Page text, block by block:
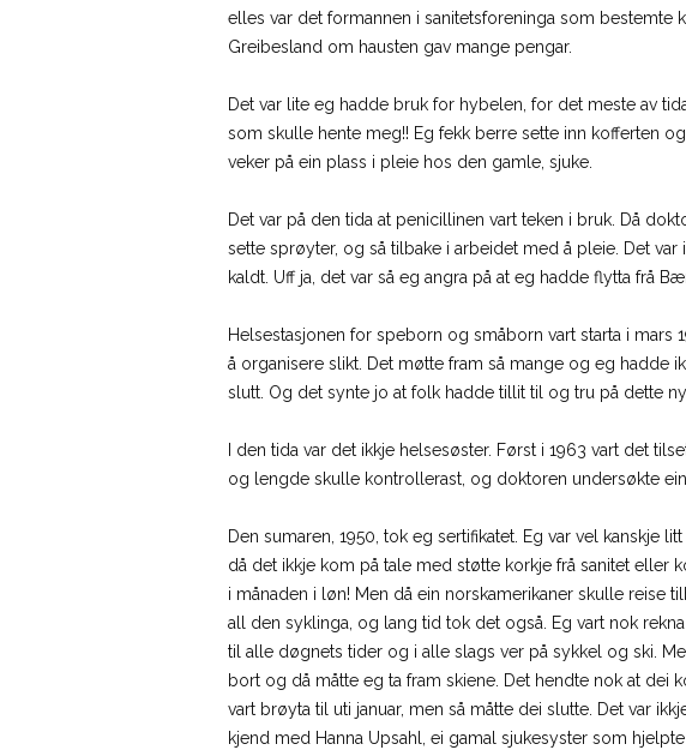
elles var det formannen i sanitetsforeninga som bestemte
Greibesland om hausten gav mange pengar.
Det var lite eg hadde bruk for hybelen, for det meste av
som skulle hente meg!! Eg fekk berre sette inn kofferten
veker på ein plass i pleie hos den gamle, sjuke.
Det var på den tida at penicillinen vart teken i bruk. Då
sette sprøyter, og så tilbake i arbeidet med å pleie. Det
kaldt. Uff ja, det var så eg angra på at eg hadde flytta frå
Helsestasjonen for speborn og småborn vart starta i mars
å organisere slikt. Det møtte fram så mange og eg hadde
slutt. Og det synte jo at folk hadde tillit til og tru på dette
I den tida var det ikkje helsesøster. Først i 1963 vart det
og lengde skulle kontrollerast, og doktoren undersøkte
Den sumaren, 1950, tok eg sertifikatet. Eg var vel kanskje
då det ikkje kom på tale med støtte korkje frå sanitet
i månaden i løn! Men då ein norskamerikaner skulle reise
all den syklinga, og lang tid tok det også. Eg vart nok
til alle døgnets tider og i alle slags ver på sykkel og ski.
bort og då måtte eg ta fram skiene. Det hendte nok at
vart brøyta til uti januar, men så måtte dei slutte. Det var
kjend med Hanna Upsahl, ei gamal sjukesyster som